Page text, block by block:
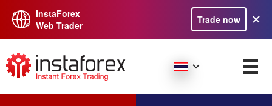
InstaForex
Web Trader
Trade now